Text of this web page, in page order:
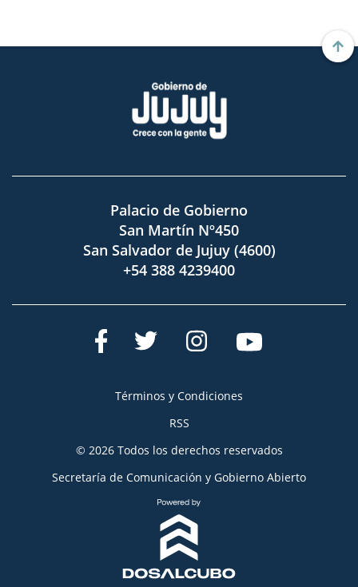
Palacio de Gobierno
San Martín Nº450
San Salvador de Jujuy (4600)
+54 388 4239400
Términos y Condiciones
RSS
© 2026 Todos los derechos reservados
Secretaría de Comunicación y Gobierno Abierto